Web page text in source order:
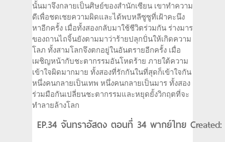
นั้นมาจึงกลายเป็นศิษย์ของสำนักเซียน เขาทำความ
ดีเพื่อชดเชยความผิดและได้พบหลีซูซูที่เฝ้าคะนึง
หาอีกครั้ง เมื่อทั้งสองกลับมาใช้ชีวิตร่วมกัน ร่างมาร
ของถานไถจิ้นยังตามมาว่าร้ายปลุกปั่นให้เกิดความ
โลภ ทั้งสามโลกจึงตกอยู่ในอันตรายอีกครั้ง เมื่อ
เผชิญหน้ากับชะตากรรมอันโหดร้าย ภายใต้ความ
เข้าใจผิดมากมาย ทั้งสองที่รักกันในที่สุดก็เข้าใจกัน
หนึ่งคนกลายเป็นเทพ หนึ่งคนกลายเป็นมาร ทั้งสอง
ร่วมมือกันเปลี่ยนชะตากรรมและหยุดยั้งวิกฤตที่จะ
ทำลายล้างโลก
EP.34 จันทราอัสดง ตอนที่ 34 พากย์ไทย